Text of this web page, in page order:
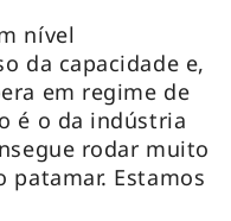
nível
da capacidade e,
em regime de
é o da indústria
rodar muito
patamar. Estamos